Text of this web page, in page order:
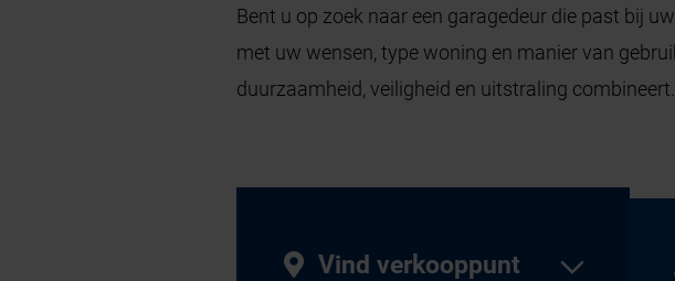
Bent u op zoek naar een garagedeur die past bij
met uw wensen, type woning en manier van
duurzaamheid, veiligheid en uitstraling combineert.
Vind verkooppunt